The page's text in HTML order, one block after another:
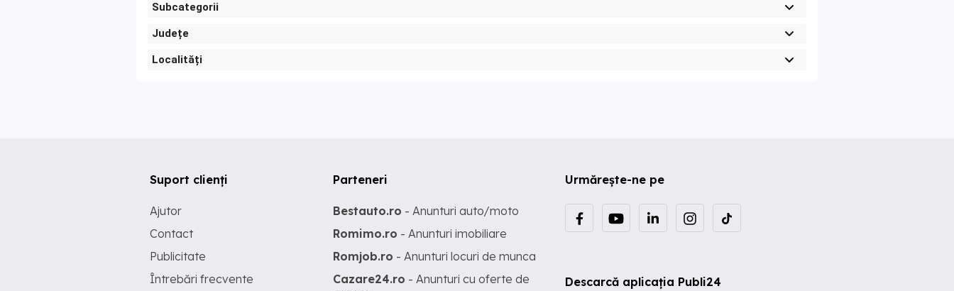
Subcategorii
Județe
Localități
Urmărește-ne pe
Descarcă aplicația Publi24
Suport clienți
Ajutor
Contact
Publicitate
Întrebări frecvente
Parteneri
Bestauto.ro - Anunturi auto/moto
Romimo.ro - Anunturi imobiliare
Romjob.ro - Anunturi locuri de munca
Cazare24.ro - Anunturi cu oferte de